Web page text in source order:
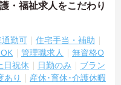
・福祉求人をこだわり
通勤可
住宅手当・補助
管理職求人
無資格O
日祝休 日勤のみ
ブラン
あり
産休･育休･介護休暇